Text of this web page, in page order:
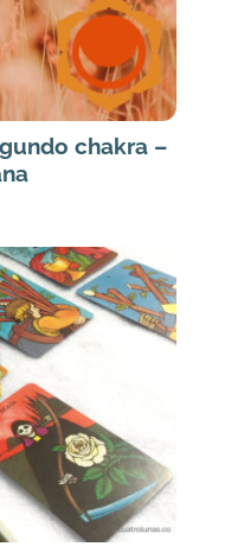
chakra –